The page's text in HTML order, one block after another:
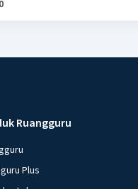
Ruangguru
Plus